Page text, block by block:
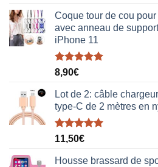
Coque tour de cou
avec anneau de
iPhone 11
Note5.00
8,90€
Lot de 2: câble
type-C de 2 mètres en
Note5.00
11,50€
Housse brassard de